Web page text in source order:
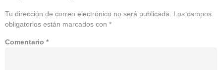
Tu dirección de correo electrónico no será publicada.
Los campos
obligatorios están marcados con *
Comentario *